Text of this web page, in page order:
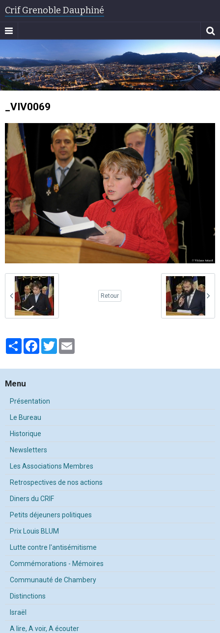
Crif Grenoble Dauphiné
_VIV0069
Retour
PartagerFacebook
Twitter
Menu
Présentation
Le Bureau
Historique
Newsletters
Les Associations Membres
Retrospectives de nos actions
Diners du CRIF
Petits déjeuners politiques
Prix Louis BLUM
Lutte contre l'antisémitisme
Commémorations - Mémoires
Communauté de Chambery
Distinctions
Israël
A lire, A voir, A écouter